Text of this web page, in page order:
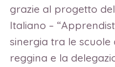
grazie al progetto
Italiano –
sinergia tra le scuole
reggina e la